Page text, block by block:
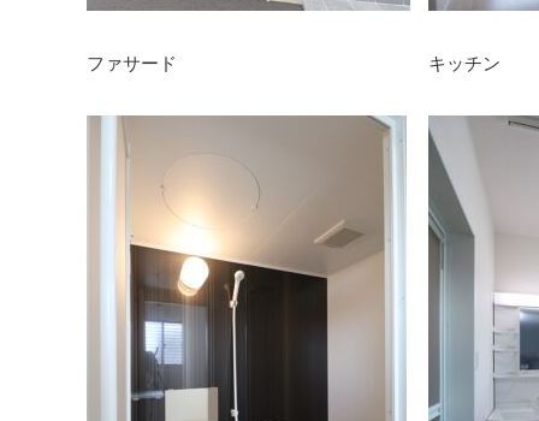
ファサード キッチン